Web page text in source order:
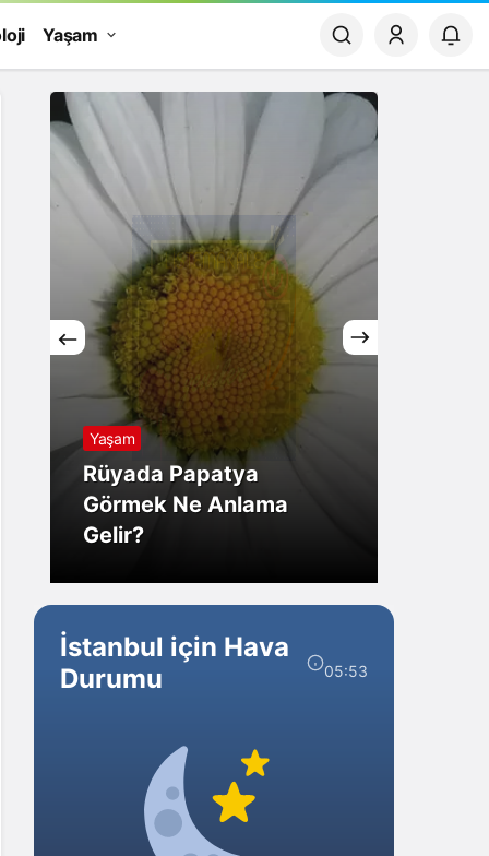
Yaşam
Yaşam
Rüyada Papatya
Görmek Ne Anlama
Gelir?
İstanbul için Hava
Durumu
05:53